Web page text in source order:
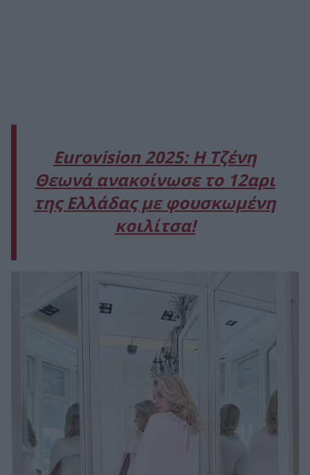
Eurovision 2025: H Τζένη
Θεωνά ανακοίνωσε το 12αρι
της Ελλάδας με φουσκωμένη
κοιλίτσα!